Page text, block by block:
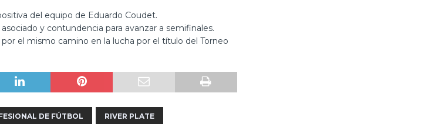
del equipo de Eduardo Coudet.
y contundencia para avanzar a semifinales.
el mismo camino en la lucha por el título del Torneo
DE FÚTBOL RIVER PLATE